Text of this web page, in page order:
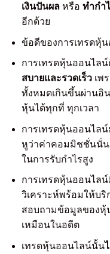
เงินปันผลหรือ ทำกำ
อีกด้วย
ข้อดีของการเทรดหุ้
การเทรดหุ้นออนไล
สบายและรวดเร็วเพ
ทั้งหมดเกินขึ้นผ่านอิน
หุ้นได้ทุกที่ ทุกเวลา
การเทรดหุ้นออนไล
หูว่าค่าคอมมิชชั่นนั่น
ในการรับกำไรสูง
การเทรดหุ้นออนไล
วิเคราะห์พร้อมให้บริ
สอบถามข้อมูลของหุ้
เหมือนในอดีต
เทรดหุ้นออนไลน์นั้น